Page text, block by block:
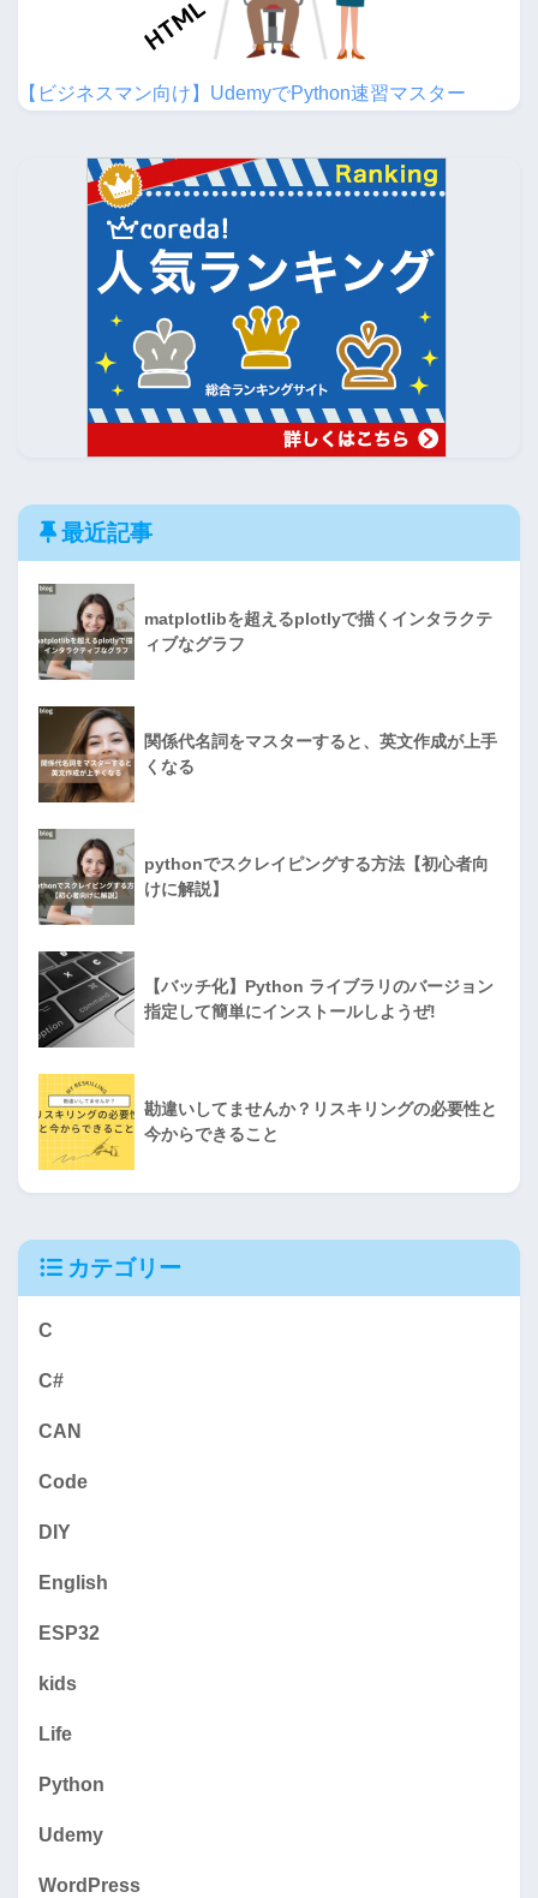
【ビジネスマン向け】UdemyでPython速習マスター
最近記事
matplotlibを超えるplotlyで描くインタラクテ
ィブなグラフ
関係代名詞をマスターすると、英文作成が上手
くなる
pythonでスクレイピングする方法【初心者向
けに解説】
【バッチ化】Python ライブラリのバージョン
指定して簡単にインストールしようぜ!
勘違いしてませんか？リスキリングの必要性と
今からできること
カテゴリー
C
C#
CAN
Code
DIY
English
ESP32
kids
Life
Python
Udemy
WordPress